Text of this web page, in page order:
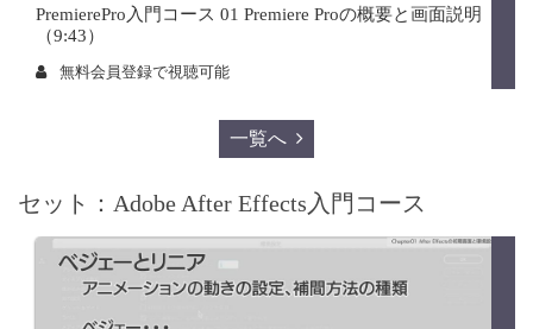
PremierePro入門コース 01 Premiere Proの概要と画面説明
（9:43）
無料会員登録で視聴可能
一覧へ
セット：Adobe After Effects入門コース